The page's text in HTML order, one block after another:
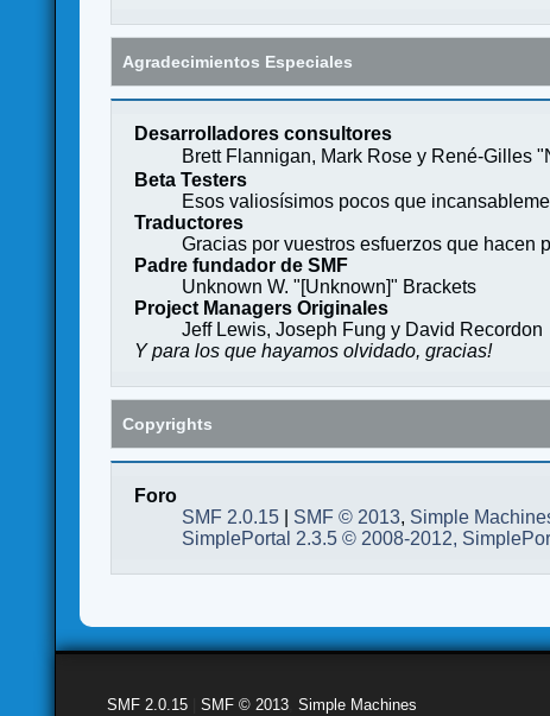
Agradecimientos Especiales
Desarrolladores consultores
Brett Flannigan, Mark Rose y René-Gilles
Beta Testers
Esos valiosísimos pocos que
Traductores
Gracias por vuestros esfuerzos que hacen
Padre fundador de SMF
Unknown W. "[Unknown]" Brackets
Project Managers Originales
Jeff Lewis, Joseph Fung y David Recordon
Y para los que hayamos olvidado, gracias!
Copyrights
Foro
SMF 2.0.15
SMF © 2013, Simple
SimplePortal 2.3.5 © 2008-2012,
SMF 2.0.15 |SMF © 2013 ,Simple Machines